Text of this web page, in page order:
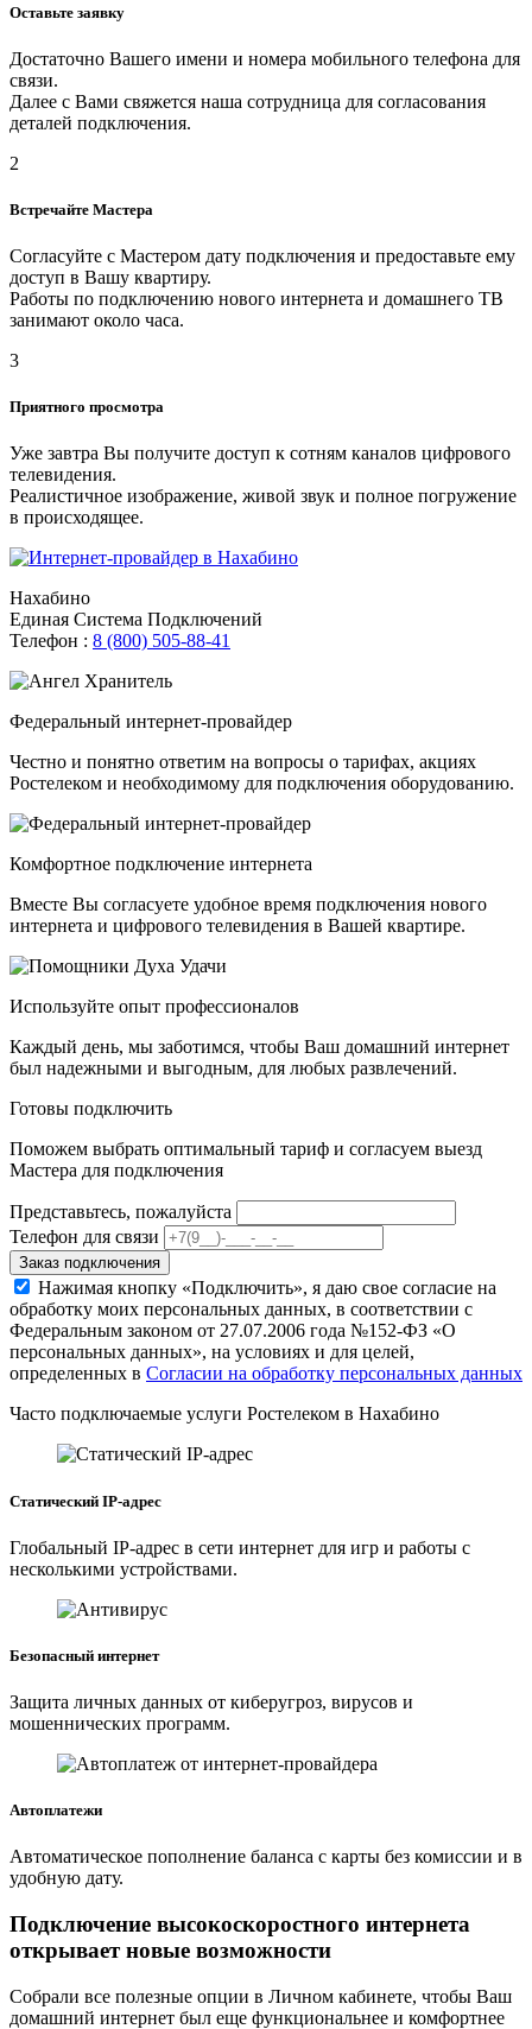
Оставьте заявку
Достаточно Вашего имени и номера мобильного телефона для
связи.
Далее с Вами свяжется наша сотрудница для согласования
деталей подключения.
2
Встречайте Мастера
Согласуйте с Мастером дату подключения и предоставьте ему
доступ в Вашу квартиру.
Работы по подключению нового интернета и домашнего ТВ
занимают около часа.
3
Приятного просмотра
Уже завтра Вы получите доступ к сотням каналов цифрового
телевидения.
Реалистичное изображение, живой звук и полное погружение
в происходящее.
Нахабино
Единая Система Подключений
Телефон : 8 (800) 505-88-41
Федеральный интернет-провайдер
Честно и понятно ответим на вопросы о тарифах, акциях
Ростелеком и необходимому для подключения оборудованию.
Комфортное подключение интернета
Вместе Вы согласуете удобное время подключения нового
интернета и цифрового телевидения в Вашей квартире.
Используйте опыт профессионалов
Каждый день, мы заботимся, чтобы Ваш домашний интернет
был надежными и выгодным, для любых развлечений.
Готовы подключить
Поможем выбрать оптимальный тариф и согласуем выезд
Мастера для подключения
Представьтесь, пожалуйста
Телефон для связи
Заказ подключения
Нажимая кнопку «Подключить», я даю свое согласие на
обработку моих персональных данных, в соответствии с
Федеральным законом от 27.07.2006 года №152-ФЗ «О
персональных данных», на условиях и для целей,
определенных в Согласии на обработку персональных данных
Часто подключаемые услуги Ростелеком в Нахабино
Статический IP-адрес
Глобальный IP-адрес в сети интернет для игр и работы с
несколькими устройствами.
Безопасный интернет
Защита личных данных от киберугроз, вирусов и
мошеннических программ.
Автоплатежи
Автоматическое пополнение баланса с карты без комиссии и в
удобную дату.
Подключение высокоскоростного интернета
открывает новые возможности
Собрали все полезные опции в Личном кабинете, чтобы Ваш
домашний интернет был еще функциональнее и комфортнее